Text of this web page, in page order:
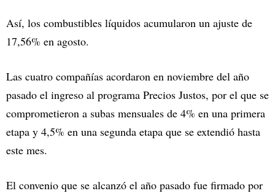
Así, los combustibles líquidos acumularon un ajuste de
17,56% en agosto.
Las cuatro compañías acordaron en noviembre del año
pasado el ingreso al programa Precios Justos, por el que se
comprometieron a subas mensuales de 4% en una primera
etapa y 4,5% en una segunda etapa que se extendió hasta
este mes.
El convenio que se alcanzó el año pasado fue firmado por